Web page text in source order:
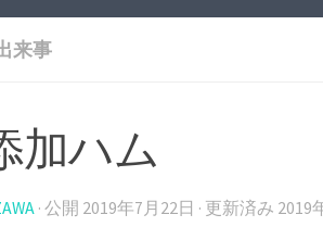
来事
加ハム
· 公開 2019年7月22日 · 更新済み 2019